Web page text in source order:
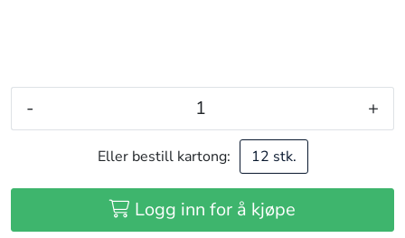
- +
Eller bestill kartong: 12 stk.
Logg inn for å kjøpe